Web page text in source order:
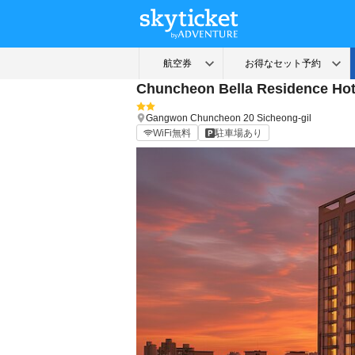
Chuncheon Bella Residence
Gangwon Chuncheon 20 Sicheong-gil
WiFi無料
駐車場あり